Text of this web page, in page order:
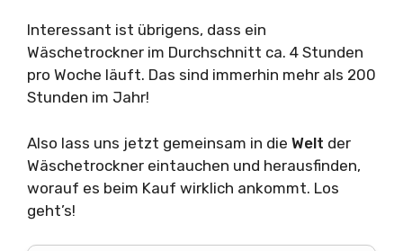
Interessant ist übrigens, dass ein
Wäschetrockner im Durchschnitt ca. 4 Stunden
pro Woche läuft. Das sind immerhin mehr als 200
Stunden im Jahr!
Also lass uns jetzt gemeinsam in die Welt der
Wäschetrockner eintauchen und herausfinden,
worauf es beim Kauf wirklich ankommt. Los
geht’s!